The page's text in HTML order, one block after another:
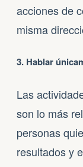
acciones de
misma
3. Hablar
Las
son lo más
personas
resultados y